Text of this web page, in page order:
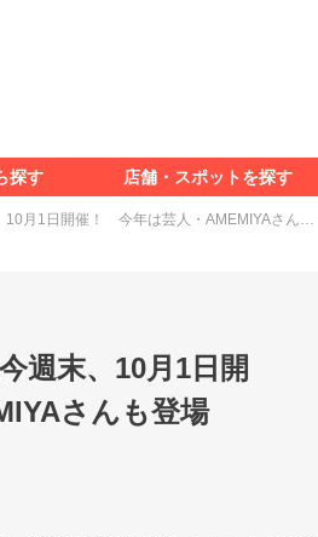
探す
ート
店舗・スポットを探す
10月1日開催！ 今年は芸人・AMEMIYAさん…
週末、10月1日開
さんも登場